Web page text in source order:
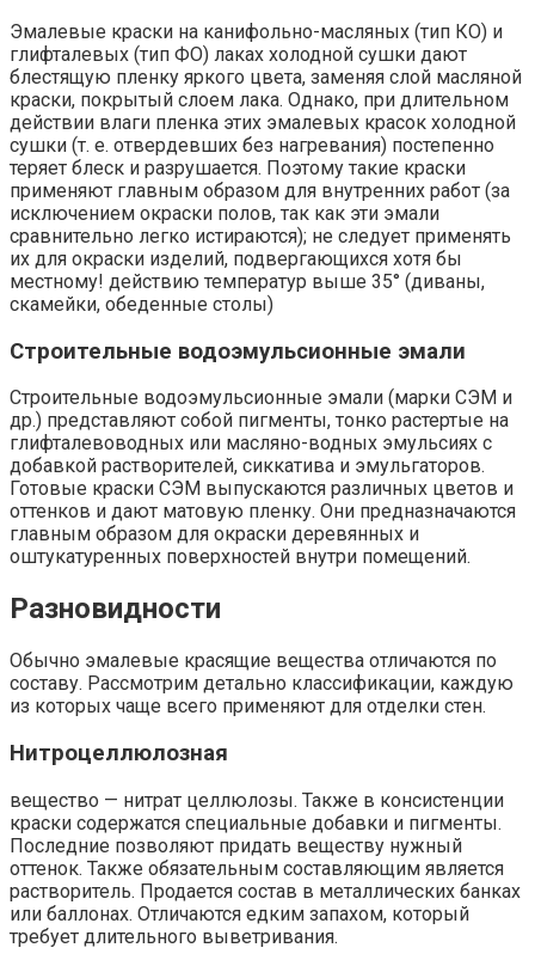
Эмалевые краски на канифольно-масляных (тип КО) и
глифталевых (тип ФО) лаках холодной сушки дают
блестящую пленку яркого цвета, заменяя слой масляной
краски, покрытый слоем лака. Однако, при длительном
действии влаги пленка этих эмалевых красок холодной
сушки (т. е. отвердевших без нагревания) постепенно
теряет блеск и разрушается. Поэтому такие краски
применяют главным образом для внутренних работ (за
исключением окраски полов, так как эти эмали
сравнительно легко истираются); не следует применять
их для окраски изделий, подвергающихся хотя бы
местному! действию температур выше 35° (диваны,
скамейки, обеденные столы)
Строительные водоэмульсионные эмали
Строительные водоэмульсионные эмали (марки СЭМ и
др.) представляют собой пигменты, тонко растертые на
глифталевоводных или масляно-водных эмульсиях с
добавкой растворителей, сиккатива и эмульгаторов.
Готовые краски СЭМ выпускаются различных цветов и
оттенков и дают матовую пленку. Они предназначаются
главным образом для окраски деревянных и
оштукатуренных поверхностей внутри помещений.
Разновидности
Обычно эмалевые красящие вещества отличаются по
составу. Рассмотрим детально классификации, каждую
из которых чаще всего применяют для отделки стен.
Нитроцеллюлозная
вещество — нитрат целлюлозы. Также в консистенции
краски содержатся специальные добавки и пигменты.
Последние позволяют придать веществу нужный
оттенок. Также обязательным составляющим является
растворитель. Продается состав в металлических банках
или баллонах. Отличаются едким запахом, который
требует длительного выветривания.